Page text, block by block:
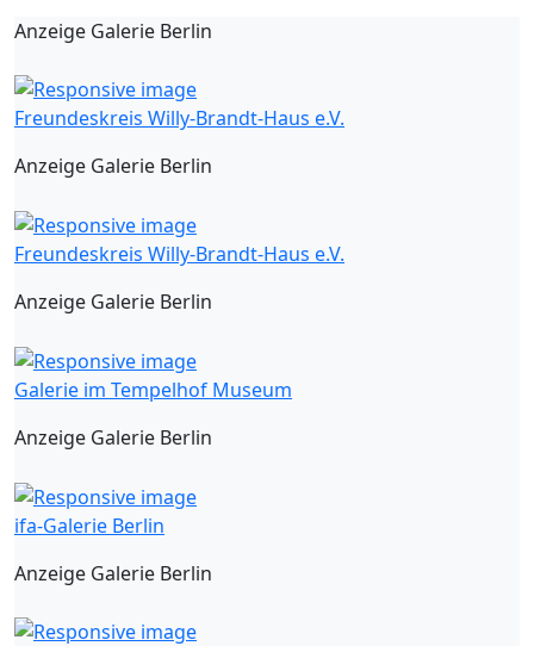
Anzeige Galerie Berlin
Freundeskreis Willy-Brandt-Haus e.V.
Anzeige Galerie Berlin
Freundeskreis Willy-Brandt-Haus e.V.
Anzeige Galerie Berlin
Galerie im Tempelhof Museum
Anzeige Galerie Berlin
ifa-Galerie Berlin
Anzeige Galerie Berlin